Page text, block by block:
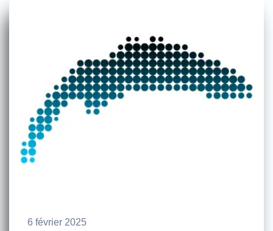
6 février 2025